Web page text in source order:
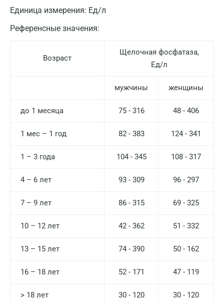
Единица измерения: Ед/л
Референсные значения:
Возраст
Щелочная фосфатаза,
Ед/л
мужчины женщины
до 1 месяца 75 - 316 48 - 406
1 мес – 1 год 82 - 383 124 - 341
1 – 3 года 104 - 345 108 - 317
4 – 6 лет 93 - 309 96 - 297
7 – 9 лет 86 - 315 69 - 325
10 – 12 лет 42 - 362 51 - 332
13 – 15 лет 74 - 390 50 - 162
16 – 18 лет 52 - 171 47 - 119
> 18 лет 30 - 120 30 - 120